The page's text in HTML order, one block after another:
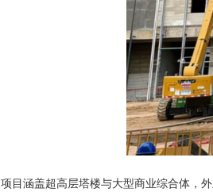
项目涵盖超高层塔楼与大型商业综合体，